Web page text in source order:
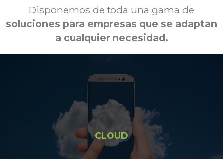
Disponemos de toda una gama de
soluciones para empresas que se adaptan
a cualquier necesidad.
CLOUD